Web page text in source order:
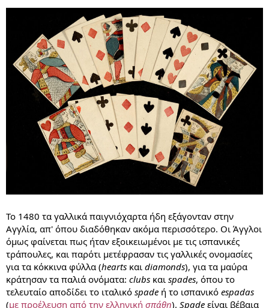
Το 1480 τα γαλλικά παιγνιόχαρτα ήδη εξάγονταν στην
Αγγλία, απ' όπου διαδόθηκαν ακόμα περισσότερο. Οι Άγγλοι
όμως φαίνεται πως ήταν εξοικειωμένοι με τις ισπανικές
τράπουλες, και παρότι μετέφρασαν τις γαλλικές ονομασίες
για τα κόκκινα φύλλα (hearts και diamonds), για τα μαύρα
κράτησαν τα παλιά ονόματα: clubs και spades, όπου το
τελευταίο αποδίδει το ιταλικό spade ή το ισπανικό espadas
(με προέλευση από την ελληνική σπάθη). Spade είναι βέβαια